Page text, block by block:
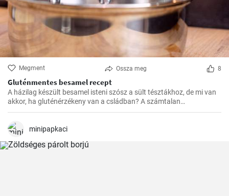
Megment Ossza meg 8
Gluténmentes besamel recept
A házilag készült besamel isteni szósz a sült tésztákhoz, de mi van
akkor, ha gluténérzékeny van a csládban? A számtalan
gluténmentes változat közül nekem eddig ez vált be a legjobban,
képest.minipapkaci